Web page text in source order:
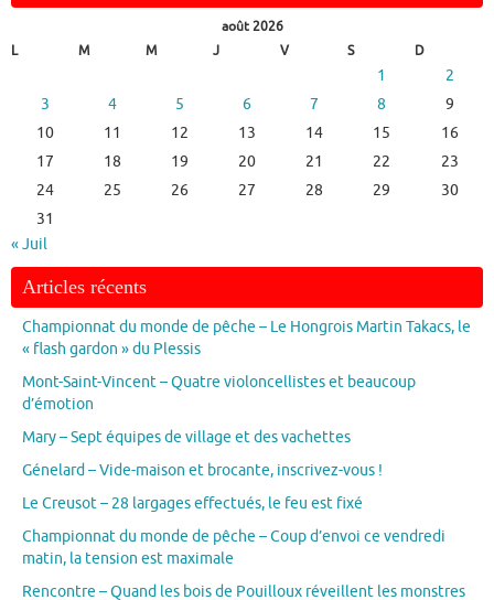
août 2026
L
M M J V S D
1
2
3
4 5 6 7 8
9
10
11 12 13 14 15
16
17
18 19 20 21 22
23
24
25 26 27 28 29
30
31
« Juil
Articles récents
Championnat du monde de pêche – Le Hongrois Martin Takacs, le
« flash gardon » du Plessis
Mont-Saint-Vincent – Quatre violoncellistes et beaucoup
d’émotion
Mary – Sept équipes de village et des vachettes
Génelard – Vide-maison et brocante, inscrivez-vous !
Le Creusot – 28 largages effectués, le feu est fixé
Championnat du monde de pêche – Coup d’envoi ce vendredi
matin, la tension est maximale
Rencontre – Quand les bois de Pouilloux réveillent les monstres